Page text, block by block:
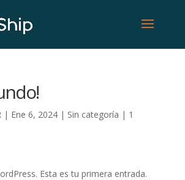
| Ene 6, 2024| Sin categoría | 1
Esta es tu primera entrada.